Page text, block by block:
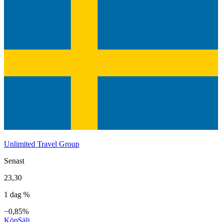
Unlimited Travel Group
Senast
23,30
1 dag %
−0,85%
KöpSälj